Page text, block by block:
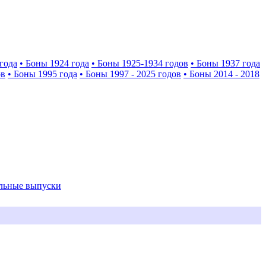
• Боны 1924 года • Боны 1925-1934 годов • Боны 1937 года
• Боны 1995 года • Боны 1997 - 2025 годов • Боны 2014 - 2018
выпуски